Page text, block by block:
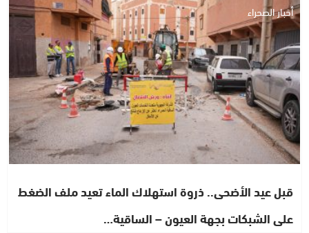
أخبار الصحراء
قبل عيد الأضحى.. ذروة استهلاك الماء تعيد ملف الضغط
على الشبكات بجهة العيون – الساقية…